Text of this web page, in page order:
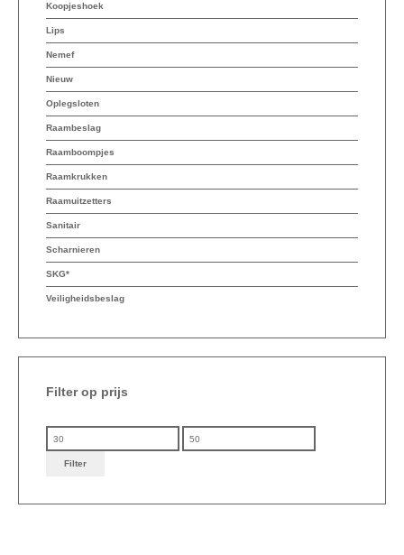
Koopjeshoek
Lips
Nemef
Nieuw
Oplegsloten
Raambeslag
Raamboompjes
Raamkrukken
Raamuitzetters
Sanitair
Scharnieren
SKG*
Veiligheidsbeslag
Filter op prijs
Filter